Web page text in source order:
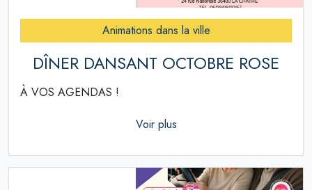
Animations dans la ville
DÎNER DANSANT OCTOBRE ROSE
À VOS AGENDAS !
Voir plus